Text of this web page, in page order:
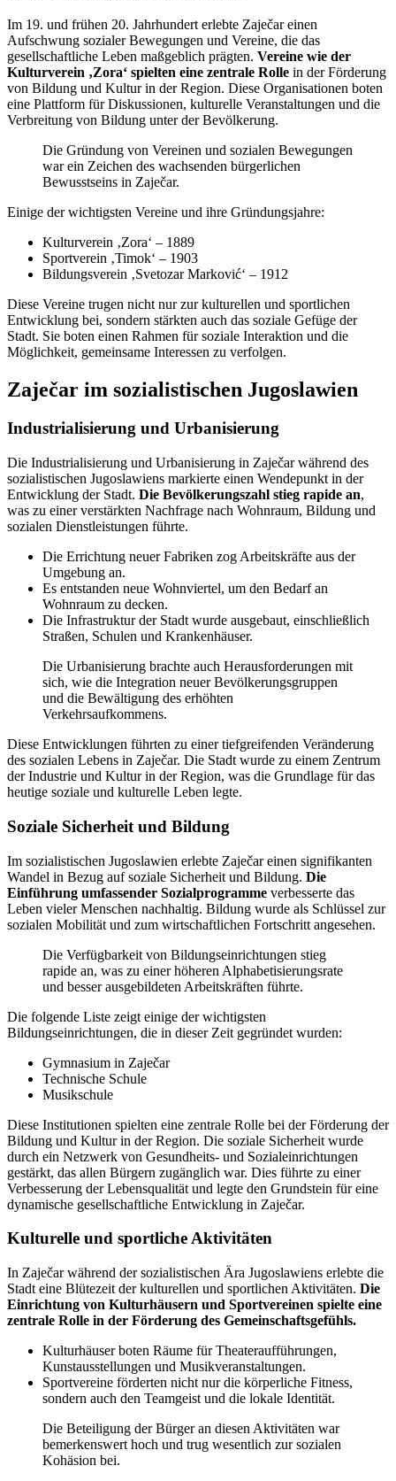
Im 19. und frühen 20. Jahrhundert erlebte Zaječar einen
Aufschwung sozialer Bewegungen und Vereine, die das
gesellschaftliche Leben maßgeblich prägten. Vereine wie der
Kulturverein ‚Zora‘ spielten eine zentrale Rolle in der Förderung
von Bildung und Kultur in der Region. Diese Organisationen boten
eine Plattform für Diskussionen, kulturelle Veranstaltungen und die
Verbreitung von Bildung unter der Bevölkerung.
Die Gründung von Vereinen und sozialen Bewegungen
war ein Zeichen des wachsenden bürgerlichen
Bewusstseins in Zaječar.
Einige der wichtigsten Vereine und ihre Gründungsjahre:
Kulturverein ‚Zora‘ – 1889
Sportverein ‚Timok‘ – 1903
Bildungsverein ‚Svetozar Marković‘ – 1912
Diese Vereine trugen nicht nur zur kulturellen und sportlichen
Entwicklung bei, sondern stärkten auch das soziale Gefüge der
Stadt. Sie boten einen Rahmen für soziale Interaktion und die
Möglichkeit, gemeinsame Interessen zu verfolgen.
Zaječar im sozialistischen Jugoslawien
Industrialisierung und Urbanisierung
Die Industrialisierung und Urbanisierung in Zaječar während des
sozialistischen Jugoslawiens markierte einen Wendepunkt in der
Entwicklung der Stadt. Die Bevölkerungszahl stieg rapide an,
was zu einer verstärkten Nachfrage nach Wohnraum, Bildung und
sozialen Dienstleistungen führte.
Die Errichtung neuer Fabriken zog Arbeitskräfte aus der
Umgebung an.
Es entstanden neue Wohnviertel, um den Bedarf an
Wohnraum zu decken.
Die Infrastruktur der Stadt wurde ausgebaut, einschließlich
Straßen, Schulen und Krankenhäuser.
Die Urbanisierung brachte auch Herausforderungen mit
sich, wie die Integration neuer Bevölkerungsgruppen
und die Bewältigung des erhöhten
Verkehrsaufkommens.
Diese Entwicklungen führten zu einer tiefgreifenden Veränderung
des sozialen Lebens in Zaječar. Die Stadt wurde zu einem Zentrum
der Industrie und Kultur in der Region, was die Grundlage für das
heutige soziale und kulturelle Leben legte.
Soziale Sicherheit und Bildung
Im sozialistischen Jugoslawien erlebte Zaječar einen signifikanten
Wandel in Bezug auf soziale Sicherheit und Bildung. Die
Einführung umfassender Sozialprogramme verbesserte das
Leben vieler Menschen nachhaltig. Bildung wurde als Schlüssel zur
sozialen Mobilität und zum wirtschaftlichen Fortschritt angesehen.
Die Verfügbarkeit von Bildungseinrichtungen stieg
rapide an, was zu einer höheren Alphabetisierungsrate
und besser ausgebildeten Arbeitskräften führte.
Die folgende Liste zeigt einige der wichtigsten
Bildungseinrichtungen, die in dieser Zeit gegründet wurden:
Gymnasium in Zaječar
Technische Schule
Musikschule
Diese Institutionen spielten eine zentrale Rolle bei der Förderung der
Bildung und Kultur in der Region. Die soziale Sicherheit wurde
durch ein Netzwerk von Gesundheits- und Sozialeinrichtungen
gestärkt, das allen Bürgern zugänglich war. Dies führte zu einer
Verbesserung der Lebensqualität und legte den Grundstein für eine
dynamische gesellschaftliche Entwicklung in Zaječar.
Kulturelle und sportliche Aktivitäten
In Zaječar während der sozialistischen Ära Jugoslawiens erlebte die
Stadt eine Blütezeit der kulturellen und sportlichen Aktivitäten. Die
Einrichtung von Kulturhäusern und Sportvereinen spielte eine
zentrale Rolle in der Förderung des Gemeinschaftsgefühls.
Kulturhäuser boten Räume für Theateraufführungen,
Kunstausstellungen und Musikveranstaltungen.
Sportvereine förderten nicht nur die körperliche Fitness,
sondern auch den Teamgeist und die lokale Identität.
Die Beteiligung der Bürger an diesen Aktivitäten war
bemerkenswert hoch und trug wesentlich zur sozialen
Kohäsion bei.